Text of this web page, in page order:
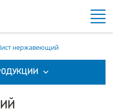
нержавеющий